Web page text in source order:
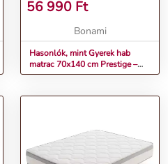
56 990 Ft
Bonami
Hasonlók, mint Gyerek hab
matrac 70x140 cm Prestige –
Pinio